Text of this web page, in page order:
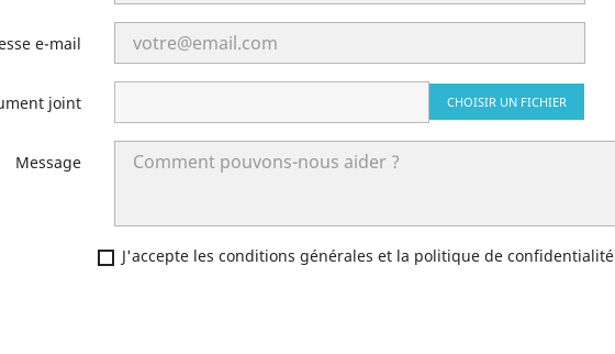
e-mail
joint CHOISIR UN FICHIER
Message
J'accepte les conditions générales et la politique de confidentialité